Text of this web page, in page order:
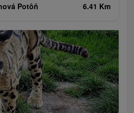
Potôň 6.41 Km